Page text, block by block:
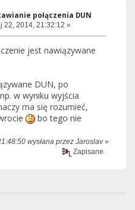
połączenia DUN
22, 2014, 21:32:12 »
jest nawiązywane
DUN, po
w wyniku wyjścia
ma się rozumieć,
bo tego nie
wysłana przez Jaroslav»
Zapisane